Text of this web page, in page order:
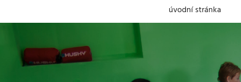
úvodní stránka